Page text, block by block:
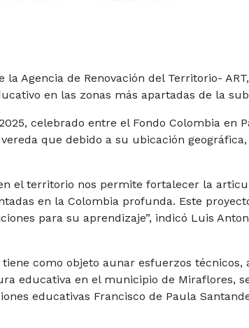
la Agencia de Renovación del Territorio-
en las zonas más apartadas de la
celebrado entre el Fondo Colombia en
que debido a su ubicación
el territorio nos permite fortalecer la
en la Colombia profunda. Este
para su aprendizaje”, indicó Luis
como objeto aunar esfuerzos
educativa en el municipio de Miraflores,
educativas Francisco de Paula